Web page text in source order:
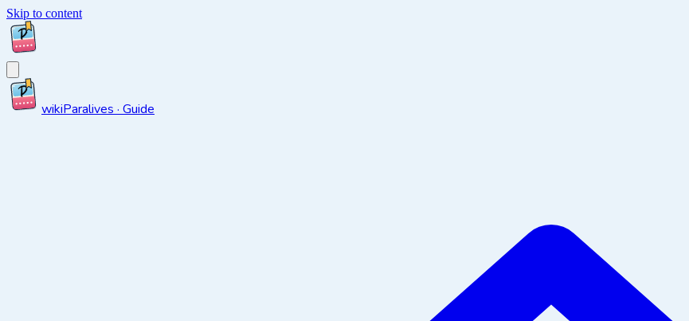
Skip to content
wikiParalives · Guide